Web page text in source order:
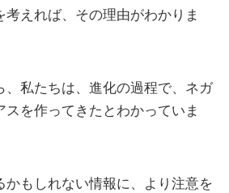
考えれば、その理由がわかりま
、私たちは、進化の過程で、ネガ
スを作ってきたとわかっていま
かもしれない情報に、より注意を